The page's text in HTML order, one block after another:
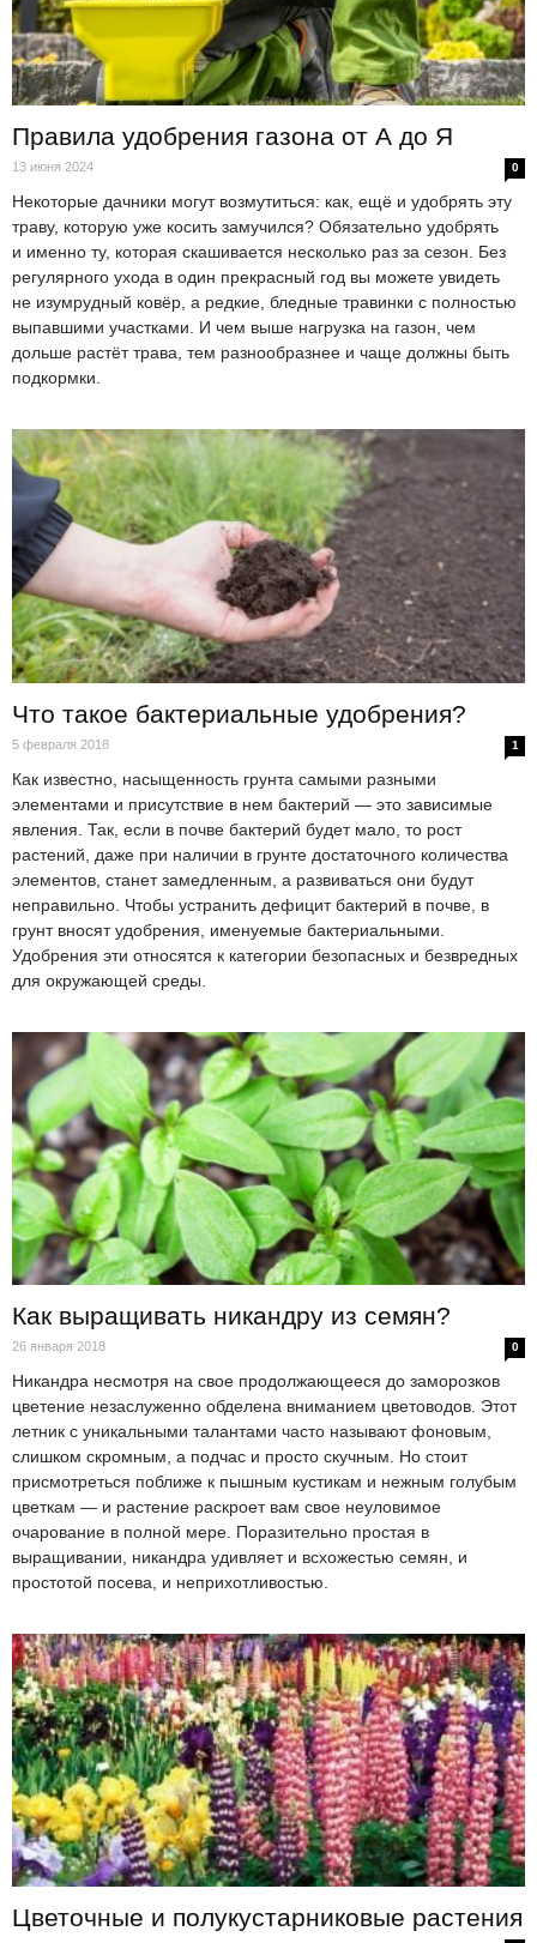
Правила удобрения газона от А до Я
13 июня 2024 0
Некоторые дачники могут возмутиться: как, ещё и удобрять эту
траву, которую уже косить замучился? Обязательно удобрять
и именно ту, которая скашивается несколько раз за сезон. Без
регулярного ухода в один прекрасный год вы можете увидеть
не изумрудный ковёр, а редкие, бледные травинки с полностью
выпавшими участками. И чем выше нагрузка на газон, чем
дольше растёт трава, тем разнообразнее и чаще должны быть
подкормки.
Что такое бактериальные удобрения?
5 февраля 2018 1
Как известно, насыщенность грунта самыми разными
элементами и присутствие в нем бактерий — это зависимые
явления. Так, если в почве бактерий будет мало, то рост
растений, даже при наличии в грунте достаточного количества
элементов, станет замедленным, а развиваться они будут
неправильно. Чтобы устранить дефицит бактерий в почве, в
грунт вносят удобрения, именуемые бактериальными.
Удобрения эти относятся к категории безопасных и безвредных
для окружающей среды.
Как выращивать никандру из семян?
26 января 2018 0
Никандра несмотря на свое продолжающееся до заморозков
цветение незаслуженно обделена вниманием цветоводов. Этот
летник с уникальными талантами часто называют фоновым,
слишком скромным, а подчас и просто скучным. Но стоит
присмотреться поближе к пышным кустикам и нежным голубым
цветкам — и растение раскроет вам свое неуловимое
очарование в полной мере. Поразительно простая в
выращивании, никандра удивляет и всхожестью семян, и
простотой посева, и неприхотливостью.
Цветочные и полукустарниковые растения